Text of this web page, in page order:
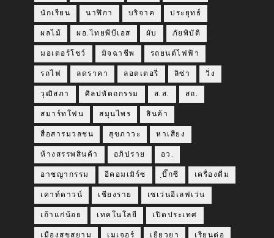
นักเรียน นาฬิกา บริจาค ประยุทธ์
ผลไม้ ผอ.ไทยพีบีเอส ผับ ภัยพิบัติ
มอเตอร์โชว์ มิจฉาชีพ รถยนต์ไฟฟ้า
รถไฟ ลดราคา ลอตเตอรี่ ลิซ่า วิ่ง
วุฒิสภา ศิลปหัตถกรรม ส.ส. สถ.
สมาร์ทโฟน สมุนไพร สินค้า
สื่อสารมวลชน สุขภาวะ หาเสียง
ห้างสรรพสินค้า อภิปราย อว.
อาชญากรรม อีคอมเมิร์ซ ฺบิ๊กซี เครื่องดื่ม
เคาท์ดาวน์ เชียงราย เซเว่นอีเลฟเว่น
เถ้าแก่น้อย เทคโนโลยี เปิดประเทศ
เมืองสุขสยาม เมเจอร์ เยียวยา เรียนต่อ